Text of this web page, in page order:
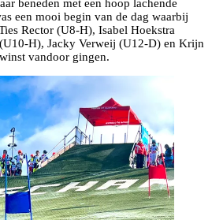
beneden met een hoop lachende
een mooi begin van de dag waarbij
Rector (U8-H), Isabel Hoekstra
H), Jacky Verweij (U12-D) en Krijn
vandoor gingen.